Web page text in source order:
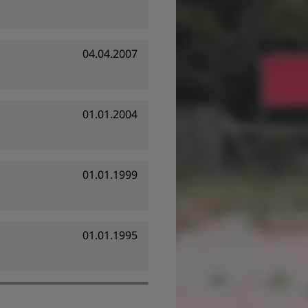
04.04.2007
01.01.2004
01.01.1999
01.01.1995